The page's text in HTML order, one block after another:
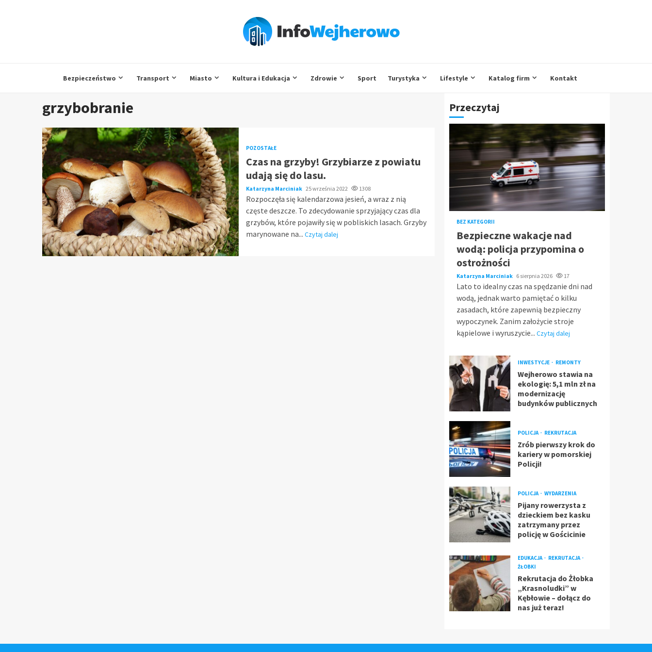
Bezpieczeństwo Transport Miasto Kultura i Edukacja Zdrowie Sport Turystyka Lifestyle Katalog firm Kontakt
grzybobranie
POZOSTAŁE
Czas na grzyby! Grzybiarze z powiatu
udają się do lasu.
Katarzyna Marciniak 25 września 2022 1308
Rozpoczęła się kalendarzowa jesień, a wraz z nią
częste deszcze. To zdecydowanie sprzyjający czas dla
grzybów, które pojawiły się w pobliskich lasach. Grzyby
marynowane na... Czytaj dalej
Przeczytaj
BEZ KATEGORII
Bezpieczne wakacje nad
wodą: policja przypomina o
ostrożności
Katarzyna Marciniak 6 sierpnia 2026 17
Lato to idealny czas na spędzanie dni nad
wodą, jednak warto pamiętać o kilku
zasadach, które zapewnią bezpieczny
wypoczynek. Zanim założycie stroje
kąpielowe i wyruszycie... Czytaj dalej
INWESTYCJE REMONTY
Wejherowo stawia na
ekologię: 5,1 mln zł na
modernizację
budynków publicznych
POLICJA REKRUTACJA
Zrób pierwszy krok do
kariery w pomorskiej
Policji!
POLICJA WYDARZENIA
Pijany rowerzysta z
dzieckiem bez kasku
zatrzymany przez
policję w Gościcinie
EDUKACJA
REKRUTACJA
ŻŁOBKI
Rekrutacja do Żłobka
„Krasnoludki” w
Kębłowie – dołącz do
nas już teraz!